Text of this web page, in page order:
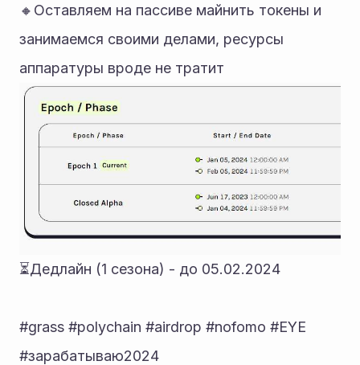
🔸Оставляем на пассиве майнить токены и
занимаемся своими делами, ресурсы
аппаратуры вроде не тратит
⏳Дедлайн (1 сезона) - до 05.02.2024
#grass #polychain #airdrop #nofomo #EYE
#зарабатываю2024